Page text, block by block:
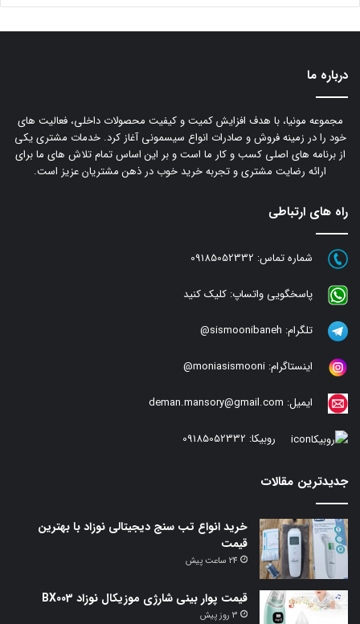
درباره ما
مجموعه مونیا، با هدف افزایش کمیت و کیفیت محصولات داخلی، فعالیت های
خود را در زمینه فروش و صادرات انواع سیسمونی آغاز کرد. خدمات مشتری یکی
از برنامه های اصلی کسب و کار ما است و بر این اساس تمام تلاش های ما برای
ارائه رضایت مشتری و تجربه خرید خوب در ذهن مشتریان عزیز است.
راه های ارتباطی
شماره تماس: 09185052332
پاسخگویی واتساپ: کلیک کنید
تلگرام: sismoonibaneh@
اینستاگرام: moniasismooni@
ایمیل: deman.mansory@gmail.com
روبیکا: 09185052332
جدیدترین مقالات
خرید انواع تب سنج دیجیتالی نوزاد با بهترین
قیمت
24 ساعت پیش
قیمت پوار بینی شارژی موزیکال نوزاد BX003
3 روز پیش